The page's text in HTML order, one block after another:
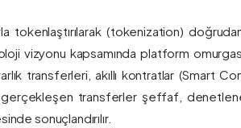
tokenlaştırılarak (tokenization)
vizyonu kapsamında platform
transferleri, akıllı kontratlar (Smart
transferler şeffaf,
sonuçlandırılır.